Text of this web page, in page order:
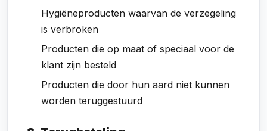
Hygiëneproducten waarvan de verzegeling
is verbroken
Producten die op maat of speciaal voor de
klant zijn besteld
Producten die door hun aard niet kunnen
worden teruggestuurd